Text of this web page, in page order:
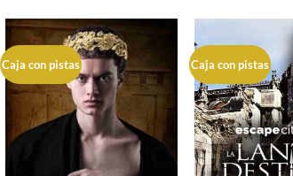
Caja con pistas Caja con pistas